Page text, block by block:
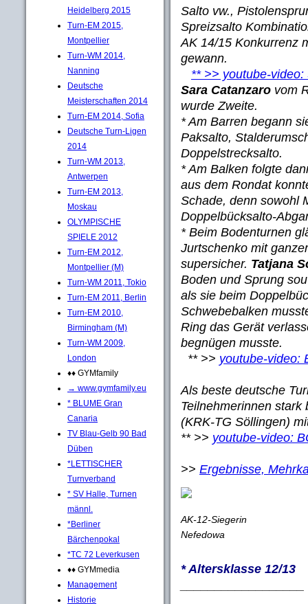
Heidelberg 2015
Turn-EM 2015,
Montpellier
Turn-WM 2014,
Nanning
Deutsche
Meisterschaften 2014
Turn-EM 2014, Sofia
Deutsche Turn-Ligen
2014
Turn-WM 2013,
Antwerpen
Turn-EM 2013,
Moskau
OLYMPISCHE
SPIELE 2012
Turn-EM 2012,
Montpellier (M)
Turn-WM 2011, Tokio
Turn-EM 2011, Berlin
Turn-EM 2010,
Birmingham (M)
Turn-WM 2009,
London
♦♦ GYMfamily
→ www.gymfamily.eu
* BLUME Gran
Canaria
TV Blau-Gelb 90 Bad
Düben
*LETTISCHER
Turnverband
* SV Halle, Turnen
männl.
*Berliner
Bärchenpokal
*TC 72 Leverkusen
♦♦ GYMmedia
Management
Historie
Salto vw.,
Spreizsalto
AK 14/15 Konkurrenz
gewann.
** >> youtube-
Sara Catanzaro vom
wurde Zweite.
* Am Barren begann
Paksalto,
Doppelstrecksalto.
* Am Balken folgte
aus dem Rondat
Schade, denn sowohl
Doppelbücksalto-
* Beim Bodenturnen
Jurtschenko mit
supersicher. Tatjana
Boden und Sprung
als sie beim
Schwebebalken
Ring das Gerät
begnügen musste.
** >> youtube-video:
Als beste deutsche
Teilnehmerinnen
(KRK-TG Söllingen)
** >> youtube-video:
>> Ergebnisse,
AK-12-Siegerin
Nefedowa
* Altersklasse 12/13